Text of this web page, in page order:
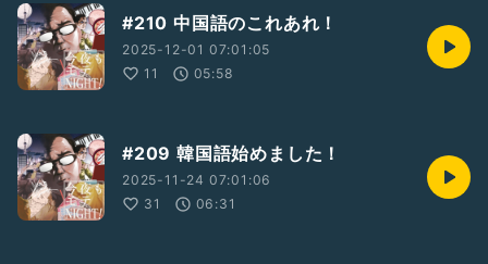
#210 中国語のこれあれ！
2025-12-01 07:01:05
11
05:58
#209 韓国語始めました！
2025-11-24 07:01:06
31
06:31